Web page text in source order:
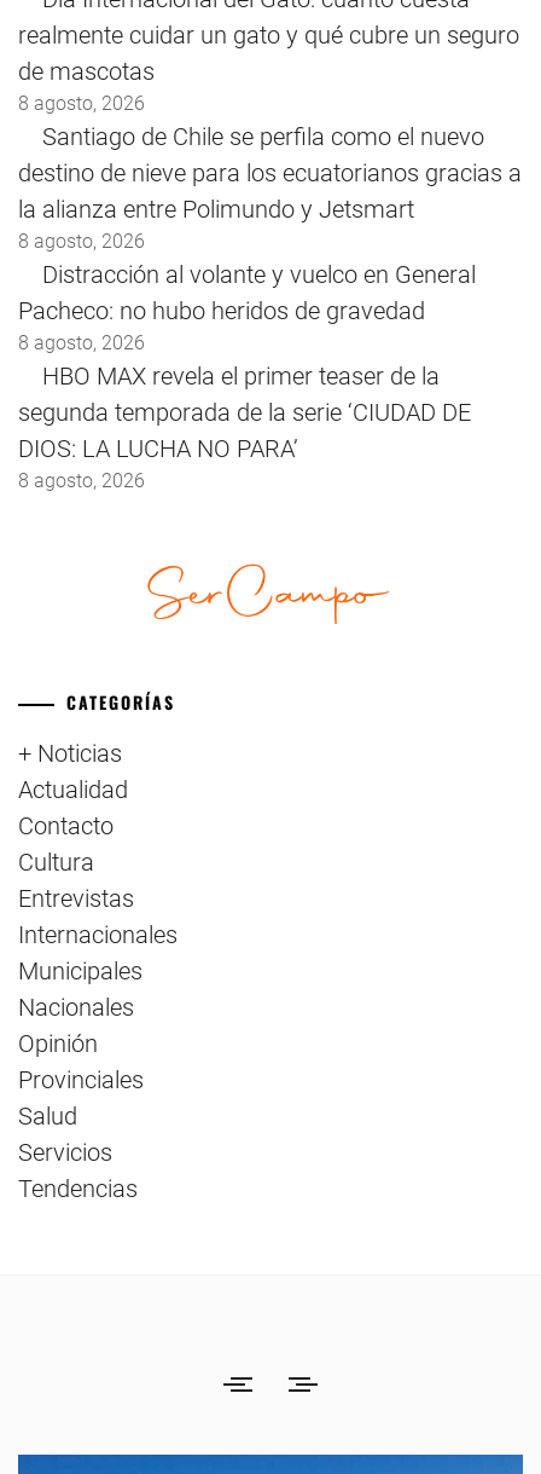
realmente cuidar un gato y qué cubre un seguro
de mascotas
8 agosto, 2026
Santiago de Chile se perfila como el nuevo
destino de nieve para los ecuatorianos gracias a
la alianza entre Polimundo y Jetsmart
8 agosto, 2026
Distracción al volante y vuelco en General
Pacheco: no hubo heridos de gravedad
8 agosto, 2026
HBO MAX revela el primer teaser de la
segunda temporada de la serie ‘CIUDAD DE
DIOS: LA LUCHA NO PARA’
8 agosto, 2026
CATEGORÍAS
+ Noticias
Actualidad
Contacto
Cultura
Entrevistas
Internacionales
Municipales
Nacionales
Opinión
Provinciales
Salud
Servicios
Tendencias